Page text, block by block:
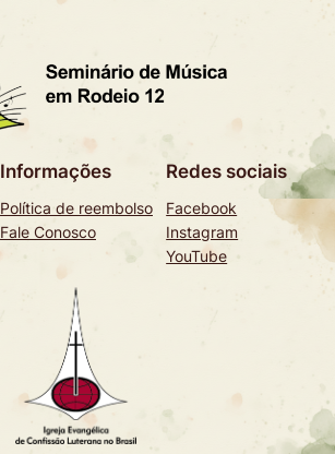
Informações
Política de reembolso
Fale Conosco
Redes sociais
Facebook
Instagram
YouTube